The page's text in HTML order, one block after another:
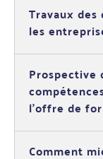
Travaux
les
Prospective
l’offre de
Comment